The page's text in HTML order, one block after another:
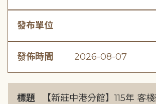
發布單位
發佈時間 2026-08-07
標題
【新莊中港分館】115年 客